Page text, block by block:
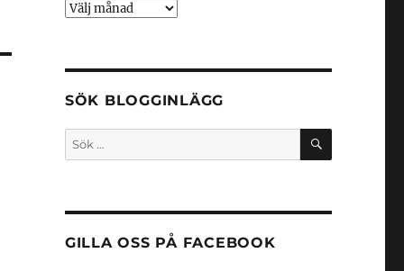
Arkiv
SÖK BLOGGINLÄGG
Sök
efter:
SÖK
GILLA OSS PÅ FACEBOOK